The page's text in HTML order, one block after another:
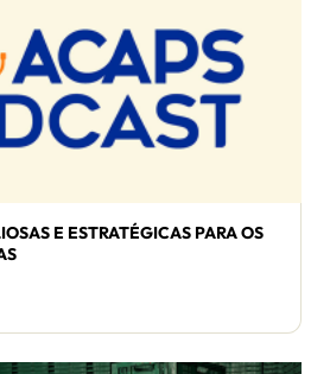
E ESTRATÉGICAS PARA OS